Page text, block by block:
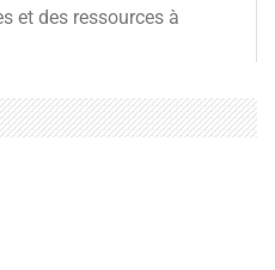
et des ressources à